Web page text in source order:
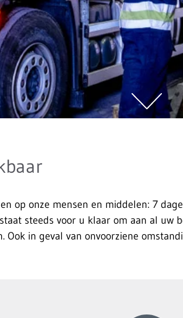
op onze mensen en middelen: 7
steeds voor u klaar om aan al uw
Ook in geval van onvoorziene